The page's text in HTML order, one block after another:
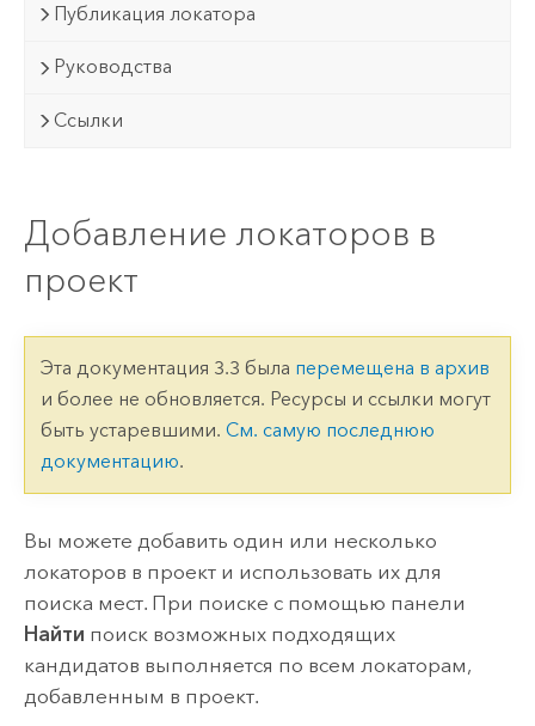
Публикация локатора
Руководства
Ссылки
Добавление локаторов в
проект
Эта документация 3.3 была перемещена в архив
и более не обновляется. Ресурсы и ссылки могут
быть устаревшими. См. самую последнюю
документацию.
Вы можете добавить один или несколько
локаторов в проект и использовать их для
поиска мест. При поиске с помощью панели
Найти поиск возможных подходящих
кандидатов выполняется по всем локаторам,
добавленным в проект.